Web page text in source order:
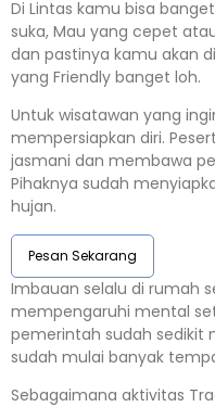
Di Lintas kamu bisa
suka, Mau yang cepet
dan pastinya kamu akan
yang Friendly banget loh.
Untuk wisatawan yang
mempersiapkan diri.
jasmani dan membawa
Pihaknya sudah
hujan.
Pesan Sekarang
Imbauan selalu di rumah
mempengaruhi mental
pemerintah sudah sedikit
sudah mulai banyak
Sebagaimana aktivitas